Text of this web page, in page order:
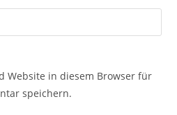
Website in diesem Browser für
speichern.